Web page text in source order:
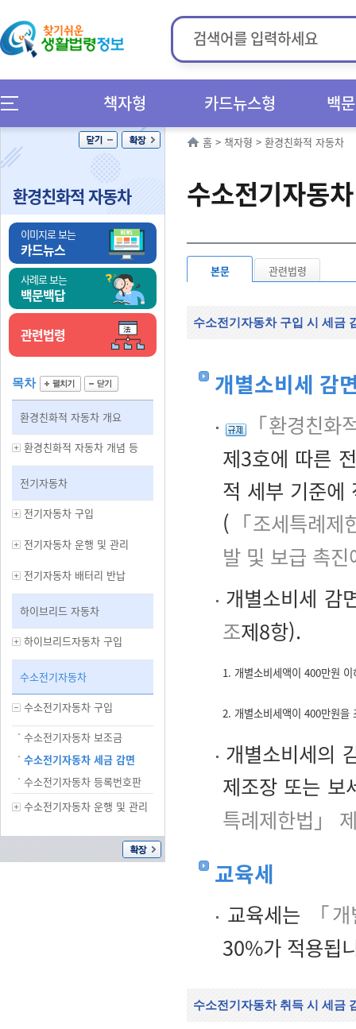
책자형 카드뉴스형 백
환경친화적 자동차
이미지로 보는
카드뉴스
사례로 보는
백문백답
관련법령
목차
환경친화적 자동차 개요
환경친화적 자동차 개념 등
전기자동차
전기자동차 구입
전기자동차 운행 및 관리
전기자동차 배터리 반납
하이브리드 자동차
하이브리드자동차 구입
수소전기자동차
수소전기자동차 구입
수소전기자동차 보조금
수소전기자동차 세금 감면
수소전기자동차 등록번호판
수소전기자동차 운행 및 관리
홈 > 책자형 > 환경친화적 자동차
수소전기자동
본문 관련법령
수소전기자동차 구입 시 세금
개별소비세 감
「환경친화
제3호에 따른
적 세부 기준에
( 「조세특례
발 및 보급 촉
개별소비세 감
조제8항).
1. 개별소비세액이 400만원
2. 개별소비세액이 400만원을
개별소비세의
제조장 또는 보
특례제한법」
교육세
교육세는
「
30%가 적용됩
수소전기자동차 취득 시 세금